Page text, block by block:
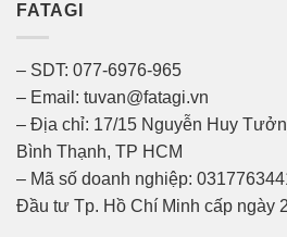
FATAGI
– SDT: 077-6976-965
– Email: tuvan@fatagi.vn
– Địa chỉ: 17/15 Nguyễn Huy
Bình Thạnh, TP HCM
– Mã số doanh nghiệp:
Đầu tư Tp. Hồ Chí Minh cấp ngày